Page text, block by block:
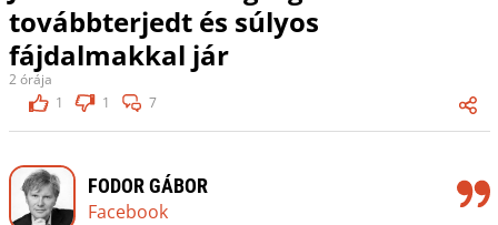
továbbterjedt és súlyos
fájdalmakkal jár
2 órája
1
1 7
FODOR GÁBOR
Facebook